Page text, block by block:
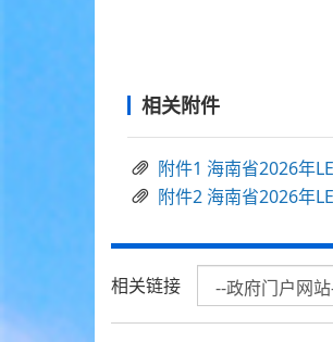
相关附件
附件1 海南省2026年
附件2 海南省2026年
相关链接